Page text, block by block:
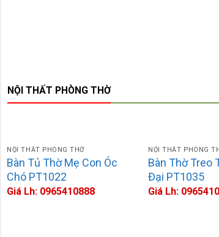
NỘI THẤT PHÒNG THỜ
NỘI THẤT PHÒNG THỜ
Bàn Tủ Thờ Mẹ Con Óc
Chó PT1022
Giá Lh: 0965410888
NỘI THẤT PHÒNG
Bàn Thờ Treo
Đại PT1035
Giá Lh: